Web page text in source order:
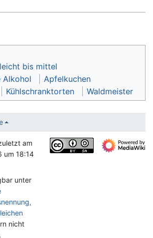
bis mittel
Alkohol
Apfelkuchen
Kühlschranktorten Waldmeister
am
um 18:14
unter
nicht